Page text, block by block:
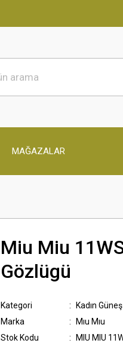
MAĞAZALAR
Miu Miu
Gözlügü
Kategori
Kadın
Marka
Mıu Mıu
Stok Kodu
MIU MIU